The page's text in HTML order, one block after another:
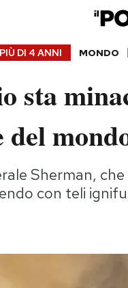
DI 4 ANNI MONDO
sta
Sherman,
con teli